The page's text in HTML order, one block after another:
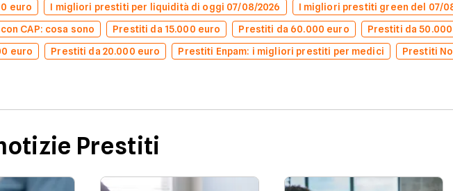
euro I migliori prestiti per liquidità di oggi 07/08/2026
I migliori prestiti green del 07/
CAP: cosa sono
Prestiti da 15.000 euro Prestiti da 60.000 euro Prestiti da
euro
Prestiti da 20.000 euro Prestiti Enpam: i migliori prestiti per medici Prestiti
Prestiti